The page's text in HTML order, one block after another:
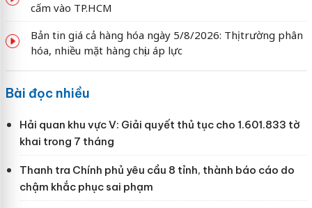
cấm vào TP.HCM
Bản tin giá cả hàng hóa ngày 5/8/2026: Thị trường phân
hóa, nhiều mặt hàng chịu áp lực
Bài đọc nhiều
Hải quan khu vực V: Giải quyết thủ tục cho 1.601.833 tờ
khai trong 7 tháng
Thanh tra Chính phủ yêu cầu 8 tỉnh, thành báo cáo do
chậm khắc phục sai phạm